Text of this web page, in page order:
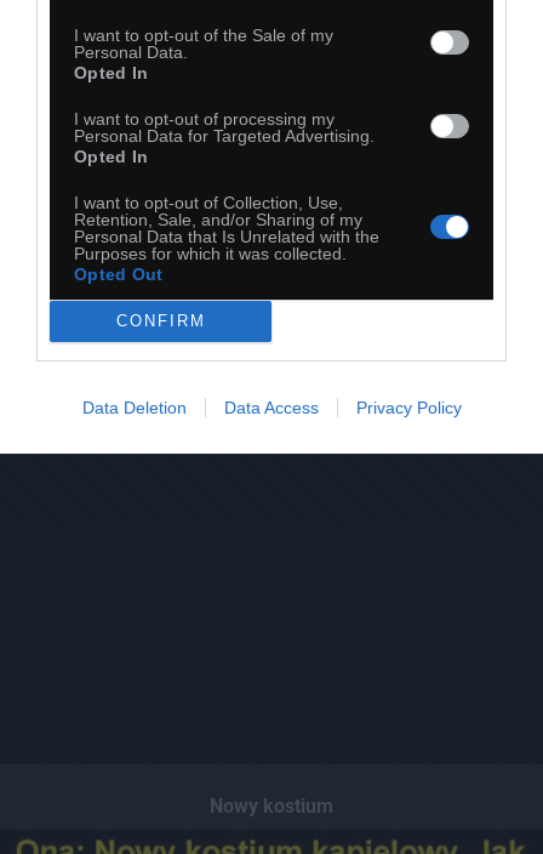
I want to opt-out of the Sale of my
Personal Data.
Opted In
I want to opt-out of processing my
Personal Data for Targeted Advertising.
Opted In
I want to opt-out of Collection, Use,
Retention, Sale, and/or Sharing of my
Personal Data that Is Unrelated with the
Purposes for which it was collected.
Opted Out
CONFIRM
Data Deletion Data Access Privacy Policy
Komentuj Dodaj do ulubionych Dodaj do przyjaciół
Nowy kostium